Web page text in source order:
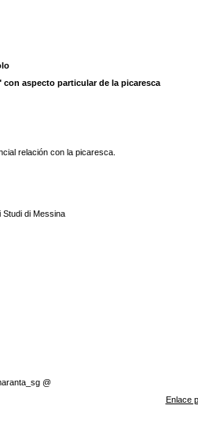
con aspecto particular de la picaresca
relación con la picaresca.
Studi di Messina
@
Enlace